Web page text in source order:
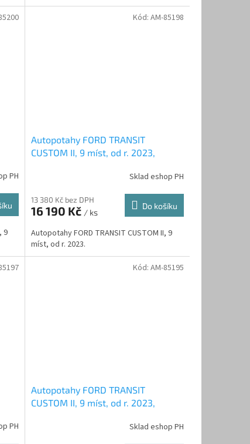
PH
9
Autopotahy FORD TRANSIT
CUSTOM II, 9 míst, od r. 2023,
Sklad eshop PH
13 380 Kč bez DPH
16 190 Kč / ks
Do košíku
Autopotahy FORD TRANSIT CUSTOM II, 9
míst, od r. 2023.
Kód: AM-85198
PH
Autopotahy FORD TRANSIT
CUSTOM II, 9 míst, od r. 2023,
Sklad eshop PH
Kód: AM-85195